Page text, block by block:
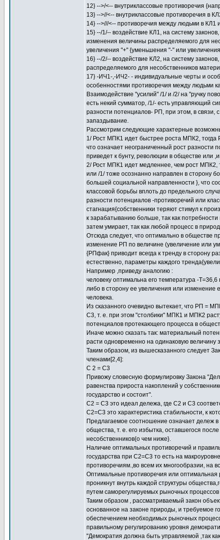
12} -->/<-- внутриклассовые противоречия
13} -->//<-- внутриклассовые противоречия в
14} -->///<-- противоречия между людьми в
15} --/1/-- воздействие КЛ1, на систему
изменения величины распределяемого для
увеличения "+" {уменьшения "-" или
16} --/2/-- воздействие КЛ2, на систему
распределяемого для несобственников
17} -ИЧ1-,-ИЧ2- - индивидуальные черты и
особенностями противоречия между людьми
Взаимодействие "усилий" /1/ и /2/ на "ручку
есть некий сумматор, /1/- есть управляющий
разности потенциалов- РП, при этом, в
запаздывание.
Рассмотрим следующие характерные
1/ Рост МПК1 идет быстрее роста МПК2,
что означает неограниченный рост
приведет к бунту, революции в обществе или
2/ Рост МПК1 идет медленнее, чем рост МПК2,
или /1/ тоже осознанно направлен в сторону
большей социальной направленности }, что
классовой борьбы вплоть до предельного
разности потенциалов -противоречий или
стагнация{собственники теряют стимул к
к зарабатыванию больше, так как
затем умирает, так как любой процесс в
Отсюда следует, что оптимально в обществе
изменение РП по величине (увеличение или
{РПфак} приводит всегда к тренду в сторону
естественно, параметры каждого
Например ,приведу аналогию :
человеку оптимальна его температура -
либо в сторону ее увеличения или изменение
человека.
Из сказанного очевидно вытекает, что РП =
С3, т. е. при этом "столбики" МПК1 и МПК2
потенциалов протекающего процесса в
Иначе можно сказать так: материальный
расти одновременно на одинаковую величину
Таким образом, из вышесказанного следует
членами[2,4]:
C 2 = C3
Привожу словесную формулировку Закона
равенства прироста накоплений у
государство и состоит".
С2 = С3 это идеал дележа, где С2 и С3
С2=С3 это характеристика стабильности, к
Предлагаемое соотношение означает дележ
общества, т. е. его избытка, оставшегося
несобственников{о чем ниже}.
Наличие оптимальных противоречий и
государства при С2=С3 то есть на
противоречиям.,во всем их многообразии, на
Оптимальные противоречия или оптимальная
проникнут внутрь каждой структуры
путем саморегулируемых рыночных процессов
Таким образом , рассматриваемый закон
основанное на законе природы, и требуемое
обеспечением необходимых рыночных
правильному регулированию уровня
"Демократия должна быть управляемой ,так